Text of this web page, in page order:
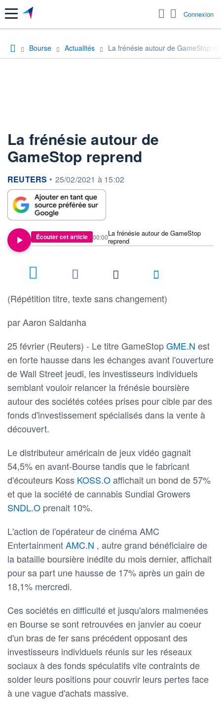
Menu Connexion
Bourse Actualités La frénésie autour de GameStop
La frénésie autour de
GameStop reprend
information fournie par
REUTERS • 25/02/2021 à 15:02
Écouter cet article
La frénésie autour de GameStop
reprend
00:00
(Répétition titre, texte sans changement)
par Aaron Saldanha
25 février (Reuters) - Le titre GameStopGME.N est
en forte hausse dans les échanges avant l'ouverture
de Wall Street jeudi, les investisseurs individuels
semblant vouloir relancer la frénésie boursière
autour des sociétés cotées prises pour cible par des
fonds d'investissement spécialisés dans la vente à
découvert.
Le distributeur américain de jeux vidéo gagnait
54,5% en avant-Bourse tandis que le fabricant
d'écouteurs Koss KOSS.Oaffichait un bond de 57%
et que la société de cannabis Sundial Growers
SNDL.O prenait 10%.
L'action de l'opérateur de cinéma AMC
EntertainmentAMC.N , autre grand bénéficiaire de
la bataille boursière inédite du mois dernier, affichait
pour sa part une hausse de 17% après un gain de
18,1% mercredi.
Ces sociétés en difficulté et jusqu'alors malmenées
en Bourse se sont retrouvées en janvier au coeur
d'un bras de fer sans précédent opposant des
investisseurs individuels réunis sur les réseaux
sociaux à des fonds spéculatifs vite contraints de
solder leurs positions pour couvrir leurs pertes face
à une vague d'achats massive.